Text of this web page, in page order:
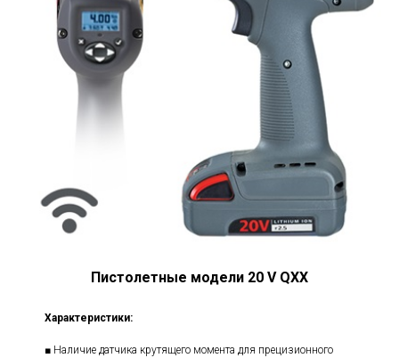
Пистолетные модели 20 V QXX
Характеристики:
■ Наличие датчика крутящего момента для прецизионного